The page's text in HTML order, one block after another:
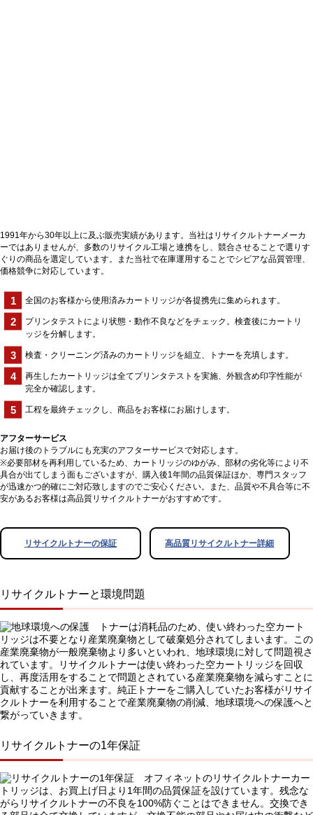
1991年から30年以上に及ぶ販売実績があります。当社はリサイクルトナーメーカ
ーではありませんが、多数のリサイクル工場と連携をし、競合させることで選りす
ぐりの商品を選定しています。また当社で在庫運用することでシビアな品質管理、
価格競争に対応しています。
全国のお客様から使用済みカートリッジが各提携先に集められます。
プリンタテストにより状態・動作不良などをチェック。検査後にカートリ
ッジを分解します。
検査・クリーニング済みのカートリッジを組立、トナーを充填します。
再生したカートリッジは全てプリンタテストを実施、外観含め印字性能が
完全か確認します。
工程を最終チェックし、商品をお客様にお届けします。
アフターサービス
お届け後のトラブルにも充実のアフターサービスで対応します。
※必要部材を再利用しているため、カートリッジのゆがみ、部材の劣化等により不
具合が出てしまう面もございますが、購入後1年間の品質保証ほか、専門スタッフ
が迅速かつ的確にご対応致しますのでご安心ください。また、品質や不具合等に不
安があるお客様は高品質リサイクルトナーがおすすめです。
リサイクルトナーの保証 高品質リサイクルトナー詳細
リサイクルトナーと環境問題
トナーは消耗品のため、使い終わった空カート
リッジは不要となり産業廃棄物として破棄処分されてしまいます。この
産業廃棄物が一般廃棄物より多いといわれ、地球環境に対して問題視さ
れています。リサイクルトナーは使い終わった空カートリッジを回収
し、再度活用をすることで問題とされている産業廃棄物を減らすことに
貢献することが出来ます。純正トナーをご購入していたお客様がリサイ
クルトナーを利用することで産業廃棄物の削減、地球環境への保護へと
繋がっていきます。
リサイクルトナーの1年保証
オフィネットのリサイクルトナーカー
トリッジは、お買上げ日より1年間の品質保証を設けています。残念な
がらリサイクルトナーの不良を100%防ぐことはできません。交換でき